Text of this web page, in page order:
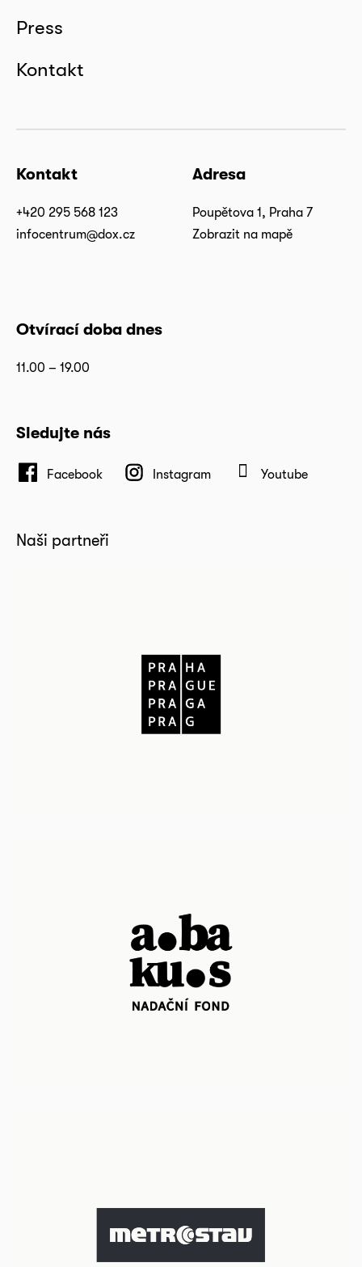
Press
Kontakt
Kontakt
+420 295 568 123
infocentrum@dox.cz
Adresa
Poupětova 1, Praha 7
Zobrazit na mapě
Otvírací doba dnes
11.00 – 19.00
Sledujte nás
Facebook Instagram Youtube
Naši partneři